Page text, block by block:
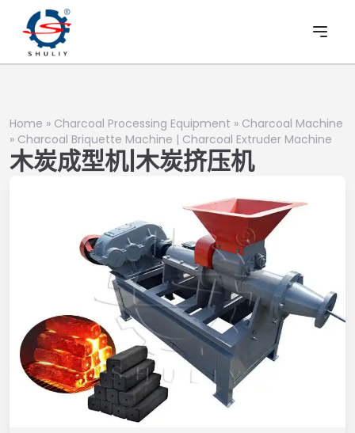
Home » Charcoal Processing Equipment » Charcoal Machine
» Charcoal Briquette Machine | Charcoal Extruder Machine
木炭成型机|木炭挤压机